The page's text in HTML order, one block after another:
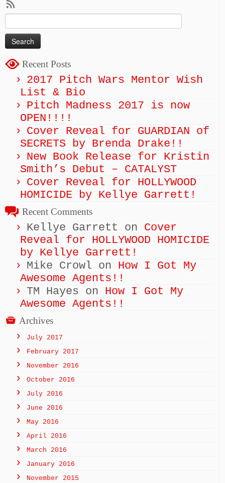
for:
Recent Posts
2017 Pitch Wars Mentor Wish
List & Bio
Pitch Madness 2017 is now
OPEN!!!!
Cover Reveal for GUARDIAN of
SECRETS by Brenda Drake!!
New Book Release for Kristin
Smith’s Debut – CATALYST
Cover Reveal for HOLLYWOOD
HOMICIDE by Kellye Garrett!
Recent Comments
Kellye Garrett on Cover
Reveal for HOLLYWOOD HOMICIDE
by Kellye Garrett!
Mike Crowl on How I Got My
Awesome Agents!!
TM Hayes on How I Got My
Awesome Agents!!
Archives
July 2017
February 2017
November 2016
October 2016
July 2016
June 2016
May 2016
April 2016
March 2016
January 2016
November 2015